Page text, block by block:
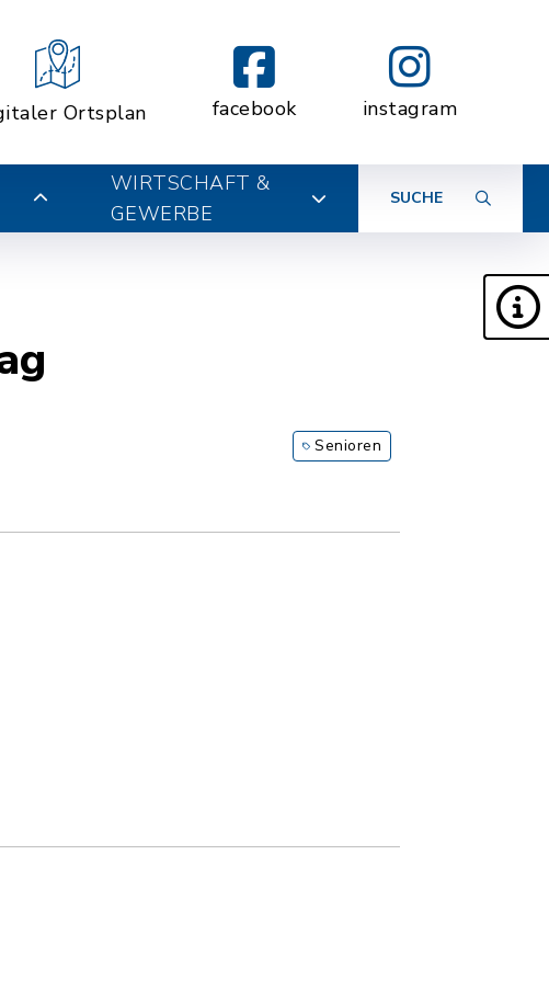
Ortsplan facebook instagram
WIRTSCHAFT &
GEWERBE
SUCHE
Senioren